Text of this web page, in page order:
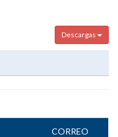
Descargas
CORREO